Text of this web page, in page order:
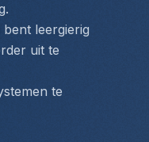
leergierig
uit te
te